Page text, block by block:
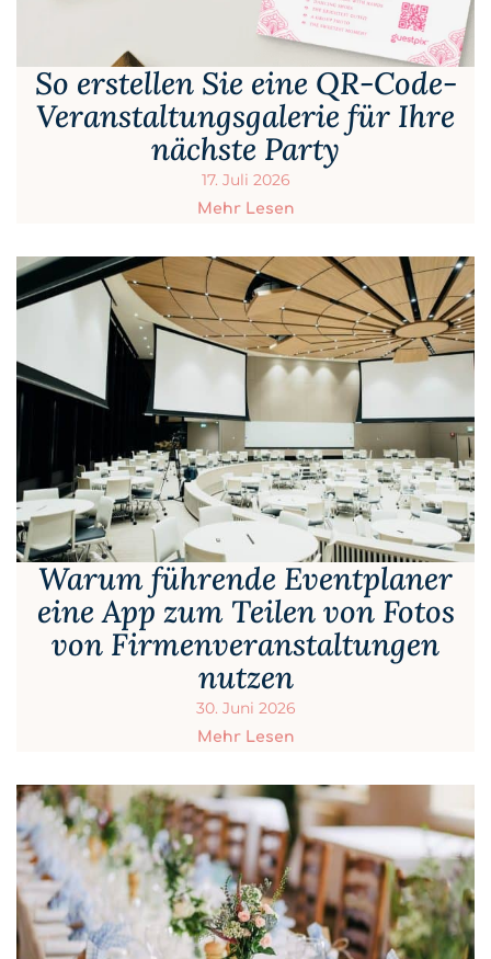
So erstellen Sie eine QR-Code-
Veranstaltungsgalerie für Ihre
nächste Party
17. Juli 2026
Mehr Lesen
Warum führende Eventplaner
eine App zum Teilen von Fotos
von Firmenveranstaltungen
nutzen
30. Juni 2026
Mehr Lesen